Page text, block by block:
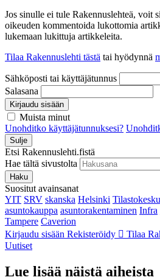
Jos sinulle ei tule Rakennuslehteä, voit
oikeuden kommentoida lukottomia
lukemaan lukittuja artikkeleita.
Tilaa Rakennuslehti tästä tai hyödynnä
Sähköposti tai käyttäjätunnus
Salasana
Kirjaudu sisään
Muista minut
Unohditko käyttäjätunnuksesi?
Sulje
Etsi Rakennuslehti.fistä
Hae tältä sivustolta
Haku
Suositut avainsanat
YIT SRV skanska Helsinki
asuntokauppa asuntorakentaminen Infra
Tampere Caverion
Kirjaudu sisään Rekisteröidy Tilaa
Uutiset
Lue lisää näistä aiheista